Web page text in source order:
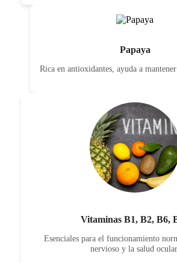
Papaya
Rica en antioxidantes, ayuda a
Vitaminas B1, B2, B6,
Esenciales para el funcionamiento
nervioso y la salud ocular.